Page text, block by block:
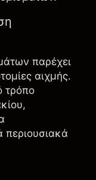
παρέχει
αιχμής.
τρόπο
περιουσιακά